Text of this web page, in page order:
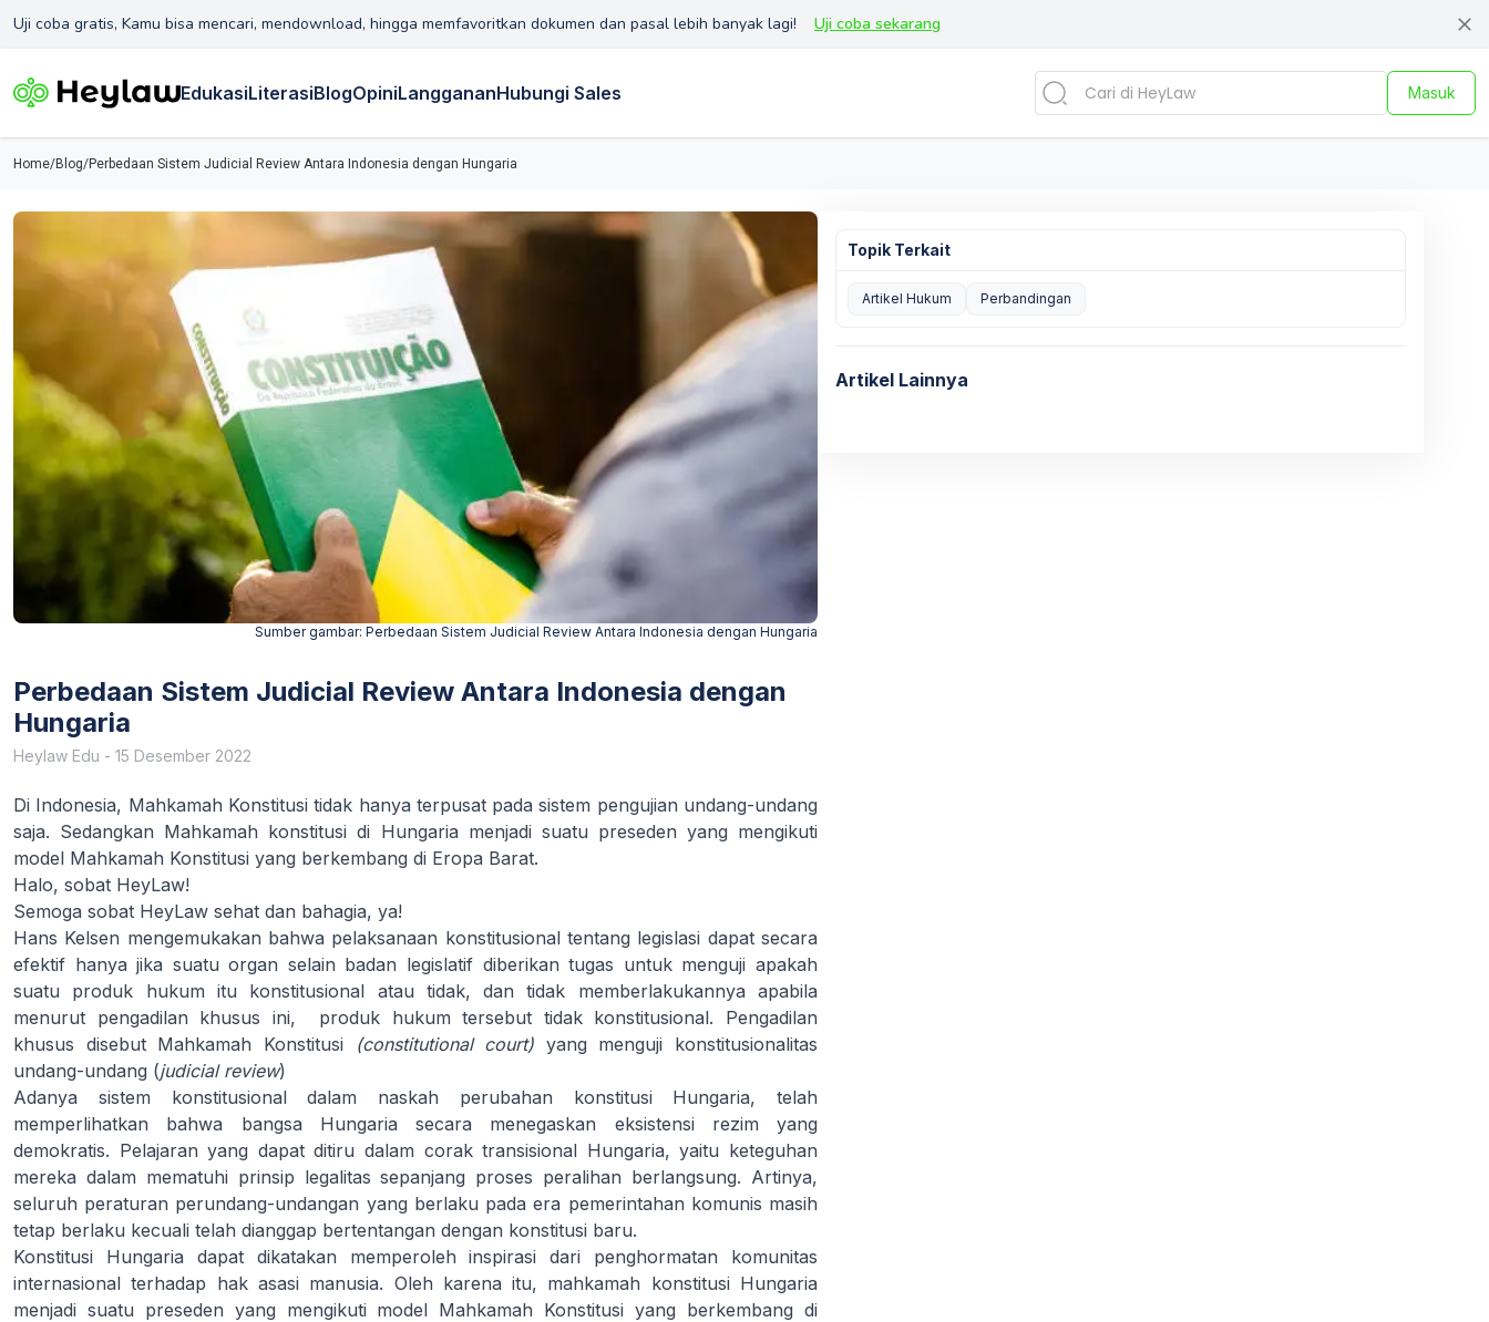
Uji coba gratis, Kamu bisa mencari, mendownload, hingga memfavoritkan dokumen dan pasal lebih banyak lagi! Uji coba sekarang
EdukasiLiterasiBlogOpiniLanggananHubungi Sales Masuk
Home/Blog/Perbedaan Sistem Judicial Review Antara Indonesia dengan Hungaria
Sumber gambar: Perbedaan Sistem Judicial Review Antara Indonesia dengan Hungaria
Perbedaan Sistem Judicial Review Antara Indonesia dengan
Hungaria
Heylaw Edu - 15 Desember 2022
Di Indonesia, Mahkamah Konstitusi tidak hanya terpusat pada sistem pengujian undang-undang
saja. Sedangkan Mahkamah konstitusi di Hungaria menjadi suatu preseden yang mengikuti
model Mahkamah Konstitusi yang berkembang di Eropa Barat.
Halo, sobat HeyLaw!
Semoga sobat HeyLaw sehat dan bahagia, ya!
Hans Kelsen mengemukakan bahwa pelaksanaan konstitusional tentang legislasi dapat secara
efektif hanya jika suatu organ selain badan legislatif diberikan tugas untuk menguji apakah
suatu produk hukum itu konstitusional atau tidak, dan tidak memberlakukannya apabila
menurut pengadilan khusus ini, produk hukum tersebut tidak konstitusional. Pengadilan
khusus disebut Mahkamah Konstitusi
(constitutional court) yang menguji konstitusionalitas
undang-undang (judicial review)
Adanya sistem konstitusional dalam naskah perubahan konstitusi Hungaria, telah
memperlihatkan bahwa bangsa Hungaria secara menegaskan eksistensi rezim yang
demokratis. Pelajaran yang dapat ditiru dalam corak transisional Hungaria, yaitu keteguhan
mereka dalam mematuhi prinsip legalitas sepanjang proses peralihan berlangsung. Artinya,
seluruh peraturan perundang-undangan yang berlaku pada era pemerintahan komunis masih
tetap berlaku kecuali telah dianggap bertentangan dengan konstitusi baru.
Konstitusi Hungaria dapat dikatakan memperoleh inspirasi dari penghormatan komunitas
internasional terhadap hak asasi manusia. Oleh karena itu, mahkamah konstitusi Hungaria
menjadi suatu preseden yang mengikuti model Mahkamah Konstitusi yang berkembang di
Topik Terkait
Artikel Hukum Perbandingan
Artikel Lainnya